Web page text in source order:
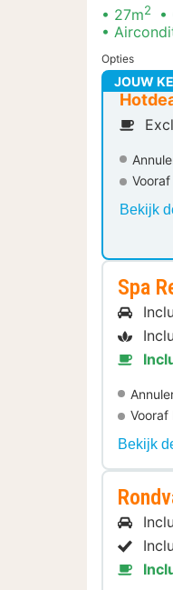
27m2
Opties
JOUW
Bekijk
Spa
Vooraf
Bekijk